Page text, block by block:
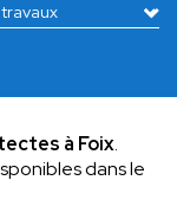
à Foix.
dans le